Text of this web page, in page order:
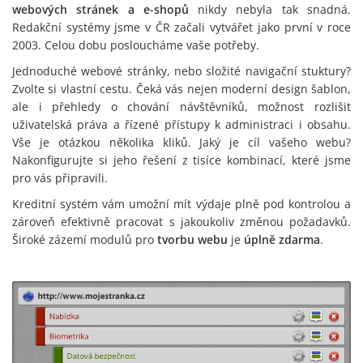
webových stránek a e-shopů nikdy nebyla tak snadná.
Redakční systémy jsme v ČR začali vytvářet jako první v roce
2003. Celou dobu posloucháme vaše potřeby.
Jednoduché webové stránky, nebo složité navigační stuktury?
Zvolte si vlastní cestu. Čeká vás nejen moderní design šablon,
ale i přehledy o chování návštěvníků, možnost rozlišit
uživatelská práva a řízené přístupy k administraci i obsahu.
Vše je otázkou několika kliků. Jaký je cíl vašeho webu?
Nakonfigurujte si jeho řešení z tisíce kombinací, které jsme
pro vás připravili.
Kreditní systém vám umožní mít výdaje plně pod kontrolou a
zároveň efektivně pracovat s jakoukoliv změnou požadavků.
Široké zázemí modulů pro tvorbu webu je úplně zdarma.